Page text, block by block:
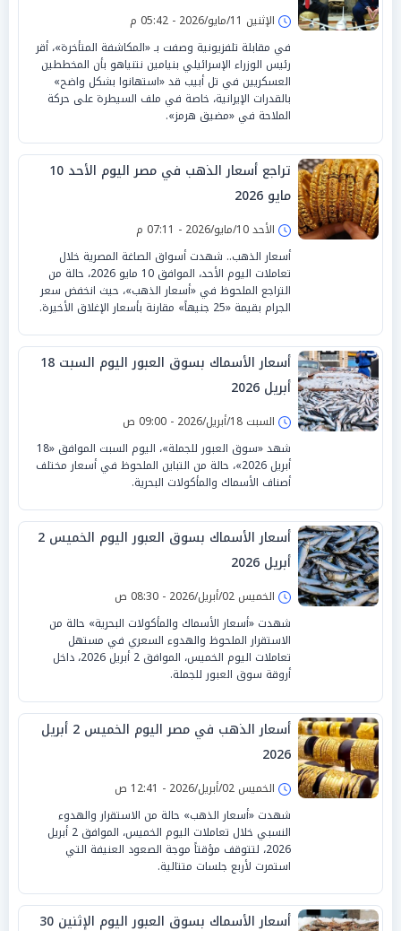
الإثنين 11/مايو/2026 - 05:42 م
في مقابلة تلفزيونية وصفت بـ «المكاشفة المتأخرة»، أقر
رئيس الوزراء الإسرائيلي بنيامين نتنياهو بأن المخططين
العسكريين في تل أبيب قد «استهانوا بشكل واضح»
بالقدرات الإيرانية، خاصة في ملف السيطرة على حركة
الملاحة في «مضيق هرمز».
تراجع أسعار الذهب في مصر اليوم الأحد 10
مايو 2026
الأحد 10/مايو/2026 - 07:11 م
أسعار الذهب.. شهدت أسواق الصاغة المصرية خلال
تعاملات اليوم الأحد، الموافق 10 مايو 2026، حالة من
التراجع الملحوظ في «أسعار الذهب»، حيث انخفض سعر
الجرام بقيمة «25 جنيهاً» مقارنة بأسعار الإغلاق الأخيرة.
أسعار الأسماك بسوق العبور اليوم السبت 18
أبريل 2026
السبت 18/أبريل/2026 - 09:00 ص
شهد «سوق العبور للجملة»، اليوم السبت الموافق «18
أبريل 2026»، حالة من التباين الملحوظ في أسعار مختلف
أصناف الأسماك والمأكولات البحرية.
أسعار الأسماك بسوق العبور اليوم الخميس 2
أبريل 2026
الخميس 02/أبريل/2026 - 08:30 ص
شهدت «أسعار الأسماك والمأكولات البحرية» حالة من
الاستقرار الملحوظ والهدوء السعري في مستهل
تعاملات اليوم الخميس، الموافق 2 أبريل 2026، داخل
أروقة سوق العبور للجملة.
أسعار الذهب في مصر اليوم الخميس 2 أبريل
2026
الخميس 02/أبريل/2026 - 12:41 ص
شهدت «أسعار الذهب» حالة من الاستقرار والهدوء
النسبي خلال تعاملات اليوم الخميس، الموافق 2 أبريل
2026، لتتوقف مؤقتاً موجة الصعود العنيفة التي
استمرت لأربع جلسات متتالية.
أسعار الأسماك بسوق العبور اليوم الإثنين 30